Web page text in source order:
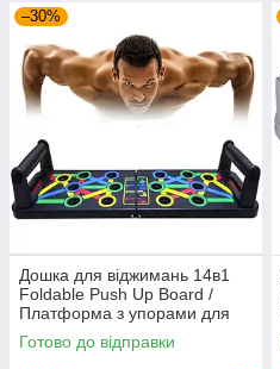
–30%
Дошка для віджимань 14в1
Foldable Push Up Board /
Платформа з упорами для
віджимань / Тренажер для
віджимання
Готово до відправки